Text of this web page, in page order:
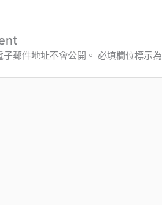
郵件地址不會公開。 必填欄位標示為